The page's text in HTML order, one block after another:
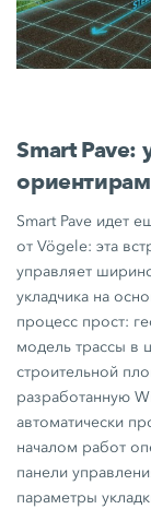
Smart Pave:
ориентирам
Smart Pave идет
от Vögele: эта
управляет
укладчика на
процесс прост:
модель трассы в
строительной
разработанную
автоматически
началом работ
панели
параметры